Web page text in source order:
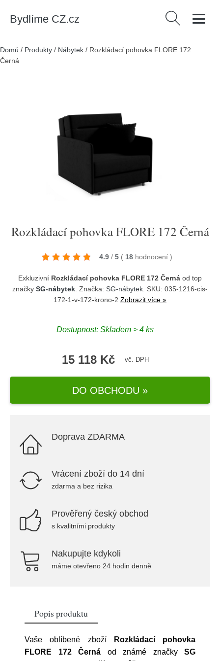
Bydlíme CZ.cz Vyhledávání
Domů / Produkty / Nábytek / Rozkládací pohovka FLORE 172
Černá
Rozkládací pohovka FLORE 172 Černá
4.9 / 5 ( 18 hodnocení )
Exkluzivní Rozkládací pohovka FLORE 172 Černá od top
značky SG-nábytek . Značka: SG-nábytek . SKU: 035-1216-cis-
172-1-v-172-krono-2 Zobrazit více »
Dostupnost: Skladem > 4 ks
15 118 Kč vč. DPH
DO OBCHODU »
Doprava ZDARMA
Vrácení zboží do 14 dní
zdarma a bez rizika
Prověřený český obchod
s kvalitními produkty
Nakupujte kdykoli
máme otevřeno 24 hodin denně
Popis produktu
Vaše oblíbené zboží
Rozkládací pohovka
FLORE 172 Černá od známé značky SG